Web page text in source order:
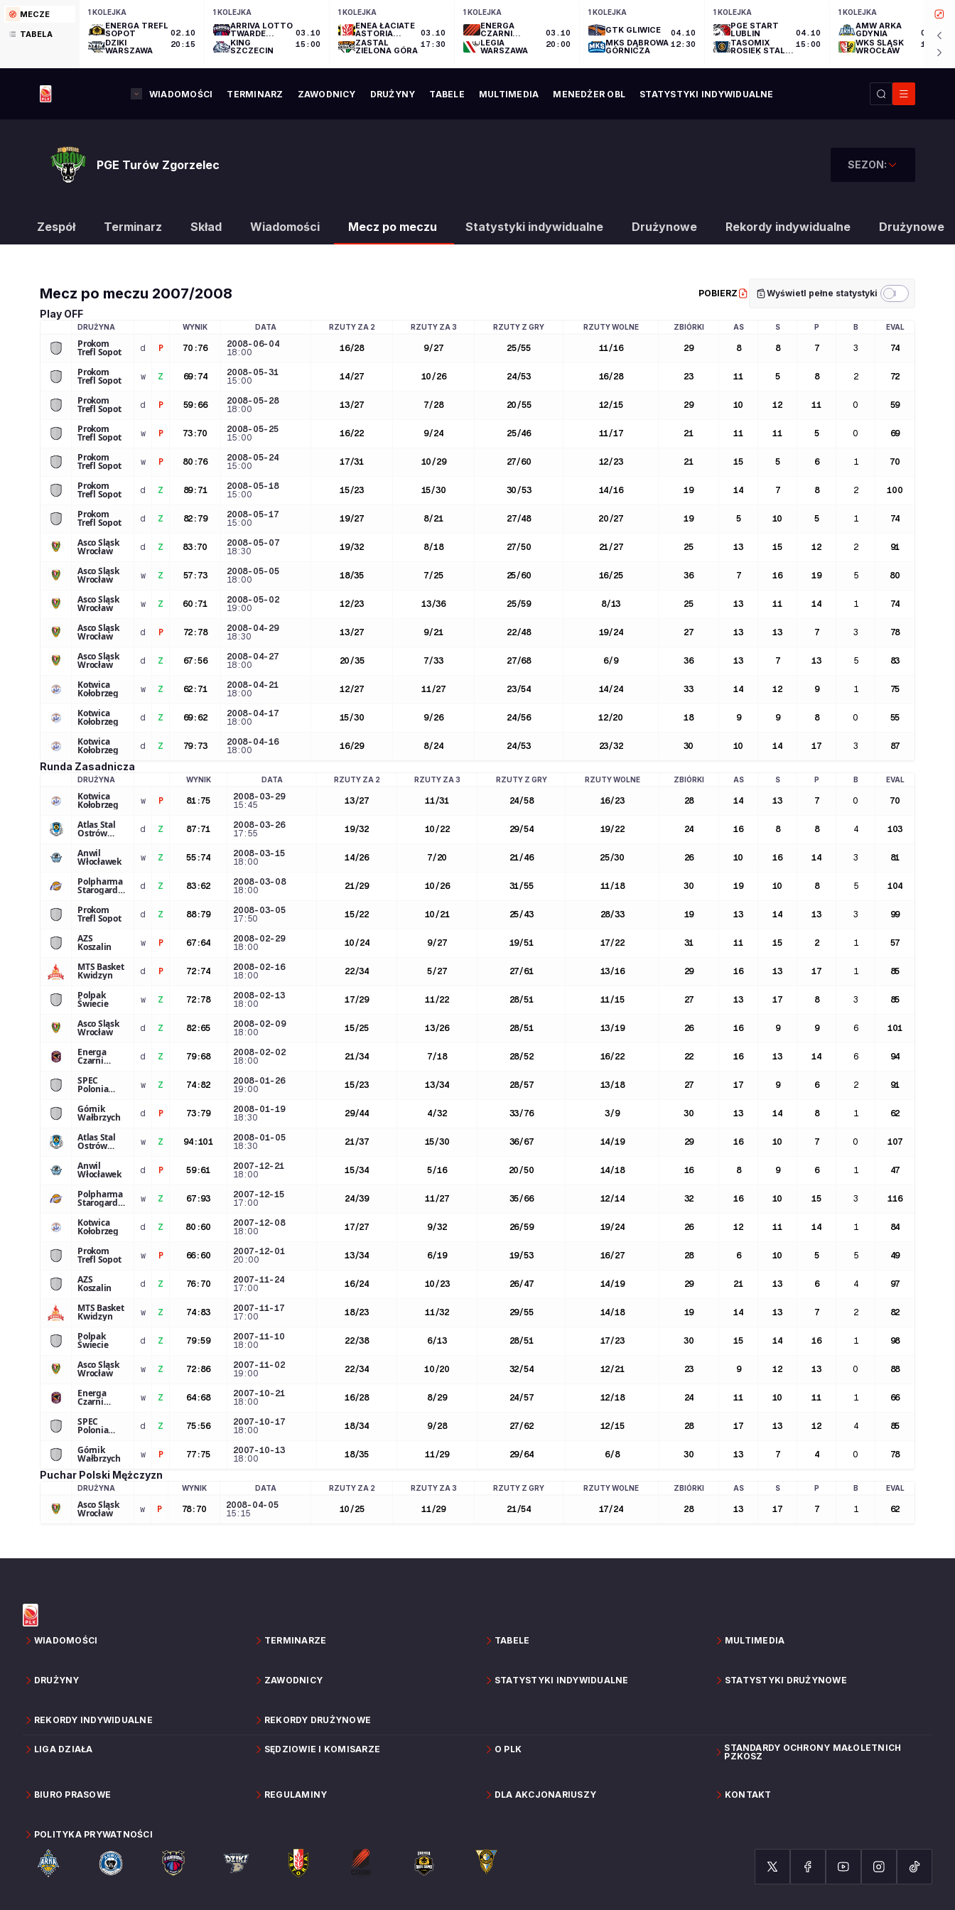
MECZE
TABELA
1 KOLEJKA
ENERGA TREFL
SOPOT
DZIKI
WARSZAWA
02.10
20:15
1 KOLEJKA
ARRIVA LOTTO
TWARDE
PIERNIKI
TORUŃ
KING
SZCZECIN
03.10
15:00
1 KOLEJKA
ENEA ŁACIATE
ASTORIA
BYDGOSZCZ
ZASTAL
ZIELONA GÓRA
03.10
17:30
1 KOLEJKA
ENERGA
CZARNI
SŁUPSK
LEGIA
WARSZAWA
03.10
20:00
1 KOLEJKA
GTK GLIWICE
MKS DĄBROWA
GÓRNICZA
04.10
12:30
1 KOLEJKA
PGE START
LUBLIN
TASOMIX
ROSIEK STAL
WIELKOPOLSKI
04.10
15:00
1 KOLEJKA
AMW ARKA
GDYNIA
WKS ŚLĄSK
WROCŁAW
04.10
17:30
WIADOMOŚCI TERMINARZ ZAWODNICY DRUŻYNY TABELE MULTIMEDIA MENEDŻER OBL STATYSTYKI INDYWIDUALNE
PGE Turów Zgorzelec SEZON:
Zespół Terminarz Skład Wiadomości Mecz po meczu Statystyki indywidualne Drużynowe Rekordy indywidualne Drużynowe
Mecz po meczu 2007/2008 POBIERZ Wyświetl pełne statystyki
Play OFF
LOGO DRUŻYNY
DRUŻYNA WYNIK DATA RZUTY ZA 2 RZUTY ZA 3 RZUTY Z GRY RZUTY WOLNE ZBIÓRKI AS S P B EVAL
Prokom
Trefl Sopot d P 70 :76
2008-06-04
18:00
16/28 9/27 25/55 11/16 29 8 8 7 3 74
Prokom
Trefl Sopot w Z 69: 74
2008-05-31
15:00
14/27 10/26 24/53 16/28 23 11 5 8 2 72
Prokom
Trefl Sopot d P 59: 66
2008-05-28
18:00
13/27 7/28 20/55 12/15 29 10 12 11 0 59
Prokom
Trefl Sopot w P 73:70
2008-05-25
15:00
16/22 9/24 25/46 11/17 21 11 11 5 0 69
Prokom
Trefl Sopot w P 80 :76
2008-05-24
15:00
17/31 10/29 27/60 12/23 21 15 5 6 1 70
Prokom
Trefl Sopot d Z 89: 71
2008-05-18
15:00
15/23 15/30 30/53 14/16 19 14 7 8 2 100
Prokom
Trefl Sopot d Z 82 : 79
2008-05-17
15:00
19/27 8/21 27/48 20/27 19 5 10 5 1 74
Asco Śląsk
Wrocław d Z 83:70
2008-05-07
18:30
19/32 8/18 27/50 21/27 25 13 15 12 2 91
Asco Śląsk
Wrocław w Z 57 : 73
2008-05-05
18:00
18/35 7/25 25/60 16/25 36 7 16 19 5 80
Asco Śląsk
Wrocław w Z 60 :71
2008-05-02
19:00
12/23 13/36 25/59 8/13 25 13 11 14 1 74
Asco Śląsk
Wrocław d P 72 : 78
2008-04-29
18:30
13/27 9/21 22/48 19/24 27 13 13 7 3 78
Asco Śląsk
Wrocław d Z 67 :56
2008-04-27
18:00
20/35 7/33 27/68 6/9 36 13 7 13 5 83
Kotwica
Kołobrzeg w Z 62 : 71
2008-04-21
18:00
12/27 11/27 23/54 14/24 33 14 12 9 1 75
Kotwica
Kołobrzeg d Z 69: 62
2008-04-17
18:00
15/30 9/26 24/56 12/20 18 9 9 8 0 55
Kotwica
Kołobrzeg d Z 79: 73
2008-04-16
18:00
16/29 8/24 24/53 23/32 30 10 14 17 3 87
Runda Zasadnicza
LOGO DRUŻYNY
DRUŻYNA WYNIK DATA RZUTY ZA 2 RZUTY ZA 3 RZUTY Z GRY RZUTY WOLNE ZBIÓRKI AS S P B EVAL
Kotwica
Kołobrzeg w P 81:75
2008-03-29
15:45
13/27 11/31 24/58 16/23 28 14 13 7 0 70
Atlas Stal
Ostrów d Z 87:71
2008-03-26
17:55
19/32 10/22 29/54 19/22 24 16 8 8 4 103
Anwil
Włocławek w Z 55:74
2008-03-15
18:00
14/26 7/20 21/46 25/30 26 10 16 14 3 81
Polpharma
Starogard d Z 83:62
2008-03-08
18:00
21/29 10/26 31/55 11/18 30 19 10 8 5 104
Prokom
Trefl Sopot d Z 88:79
2008-03-05
17:50
15/22 10/21 25/43 28/33 19 13 14 13 3 99
AZS
Koszalin w P 67:64
2008-02-29
18:00
10/24 9/27 19/51 17/22 31 11 15 2 1 57
MTS Basket
Kwidzyn d P 72:74
2008-02-16
18:00
22/34 5/27 27/61 13/16 29 16 13 17 1 85
Polpak
Świecie w Z 72:78
2008-02-13
18:00
17/29 11/22 28/51 11/15 27 13 17 8 3 85
Asco Śląsk
Wrocław d Z 82:65
2008-02-09
18:00
15/25 13/26 28/51 13/19 26 16 9 9 6 101
Energa
Czarni d Z 79:68
2008-02-02
18:00
21/34 7/18 28/52 16/22 22 16 13 14 6 94
SPEC
Polonia w Z 74:82
2008-01-26
19:00
15/23 13/34 28/57 13/18 27 17 9 6 2 91
Górnik
Wałbrzych d P 73:79
2008-01-19
18:30
29/44 4/32 33/76 3/9 30 13 14 8 1 62
Atlas Stal
Ostrów w Z 94:101
2008-01-05
18:30
21/37 15/30 36/67 14/19 29 16 10 7 0 107
Anwil
Włocławek d P 59:61
2007-12-21
18:00
15/34 5/16 20/50 14/18 16 8 9 6 1 47
Polpharma
Starogard w Z 67:93
2007-12-15
17:00
24/39 11/27 35/66 12/14 32 16 10 15 3 116
Kotwica
Kołobrzeg d Z 80 :60
2007-12-08
18:00
17/27 9/32 26/59 19/24 26 12 11 14 1 84
Prokom
Trefl Sopot w P 66: 60
2007-12-01
20:00
13/34 6/19 19/53 16/27 28 6 10 5 5 49
AZS
Koszalin d Z 76: 70
2007-11-24
17:00
16/24 10/23 26/47 14/19 29 21 13 6 4 97
MTS Basket
Kwidzyn w Z 74:83
2007-11-17
17:00
18/23 11/32 29/55 14/18 19 14 13 7 2 82
Polpak
Świecie d Z 79:59
2007-11-10
18:00
22/38 6/13 28/51 17/23 30 15 14 16 1 98
Asco Śląsk
Wrocław w Z 72:86
2007-11-02
19:00
22/34 10/20 32/54 12/21 23 9 12 13 0 88
Energa
Czarni w Z 64:68
2007-10-21
18:00
16/28 8/29 24/57 12/18 24 11 10 11 1 66
SPEC
Polonia d Z 75:56
2007-10-17
18:00
18/34 9/28 27/62 12/15 28 17 13 12 4 85
Górnik
Wałbrzych w P 77:75
2007-10-13
18:00
18/35 11/29 29/64 6/8 30 13 7 4 0 78
Puchar Polski Mężczyzn
LOGO DRUŻYNY
DRUŻYNA WYNIK DATA RZUTY ZA 2 RZUTY ZA 3 RZUTY Z GRY RZUTY WOLNE ZBIÓRKI AS S P B EVAL
Asco Śląsk
Wrocław w P 78: 70
2008-04-05
15:15
10/25 11/29 21/54 17/24 28 13 17 7 1 62
WIADOMOŚCI TERMINARZE TABELE MULTIMEDIA
DRUŻYNY ZAWODNICY STATYSTYKI INDYWIDUALNE STATYSTYKI DRUŻYNOWE
REKORDY INDYWIDUALNE REKORDY DRUŻYNOWE
LIGA DZIAŁA SĘDZIOWIE I KOMISARZE O PLK
STANDARDY OCHRONY MAŁOLETNICH
PZKOSZ
BIURO PRASOWE REGULAMINY DLA AKCJONARIUSZY KONTAKT
POLITYKA PRYWATNOŚCI